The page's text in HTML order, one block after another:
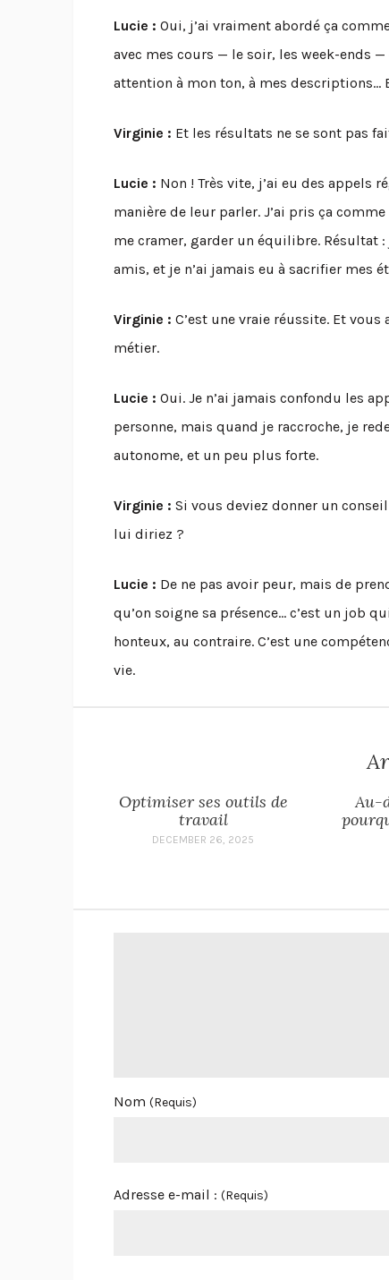
Lucie : Oui, j’ai vraiment abordé ça
avec mes cours — le soir, les week-ends
attention à mon ton, à mes descriptions…
Virginie : Et les résultats ne se sont pas
Lucie : Non ! Très vite, j’ai eu des appels
manière de leur parler. J’ai pris ça
me cramer, garder un équilibre. Résultat
amis, et je n’ai jamais eu à sacrifier mes
Virginie : C’est une vraie réussite. Et
métier.
Lucie : Oui. Je n’ai jamais confondu les
personne, mais quand je raccroche, je
autonome, et un peu plus forte.
Virginie : Si vous deviez donner un
lui diriez ?
Lucie : De ne pas avoir peur, mais de
qu’on soigne sa présence… c’est un job
honteux, au contraire. C’est une
vie.
Optimiser ses outils de
travail
DECEMBER 26, 2025
Au-
Nom (Requis)
Adresse e-mail : (Requis)